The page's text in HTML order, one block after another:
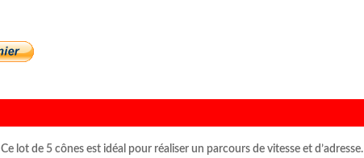
Ce lot de 5 cônes est idéal pour réaliser un parcours de vitesse et d’adresse.